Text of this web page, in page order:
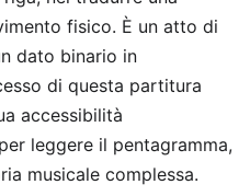
fisico. È un atto di
dato binario in
di questa partitura
accessibilità
leggere il pentagramma,
musicale complessa.